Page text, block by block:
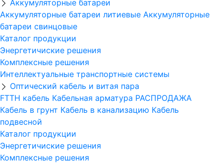
Аккумуляторные батареи
Аккумуляторные батареи литиевые Аккумуляторные
батареи свинцовые
Каталог продукции
Энергетичиские решения
Комплексные решения
Интеллектуальные транспортные системы
Оптический кабель и витая пара
FTTH кабель Кабельная арматура РАСПРОДАЖА
Кабель в грунт Кабель в канализацию Кабель
подвесной
Каталог продукции
Энергетичиские решения
Комплексные решения